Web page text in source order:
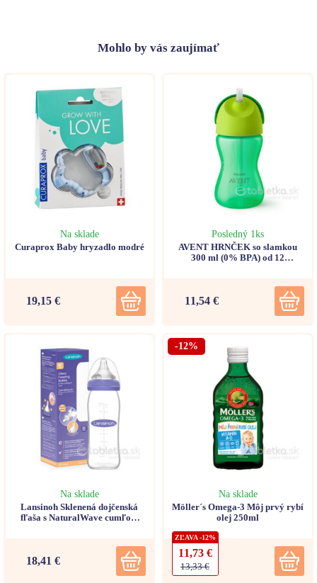
Mohlo by vás zaujímať
Na sklade
Curaprox Baby hryzadlo modré
19,15 €
Posledný 1ks
AVENT HRNČEK so slamkou
300 ml (0% BPA) od 12
11,54 €
Na sklade
Lansinoh Sklenená dojčenská
fľaša s NaturalWave cumľom
18,41 €
-12%
Na sklade
Möller´s Omega-3 Môj prvý rybí
olej 250ml
ZĽAVA -12%
11,73 €
13,33 €